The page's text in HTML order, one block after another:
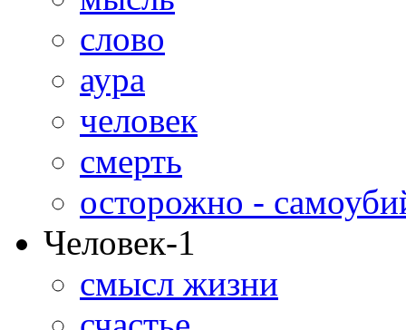
слово
аура
человек
смерть
осторожно -
Человек-1
смысл жизни